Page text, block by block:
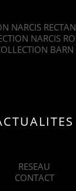
NARCIS
NARCIS
BARN
RESEAU
CONTACT